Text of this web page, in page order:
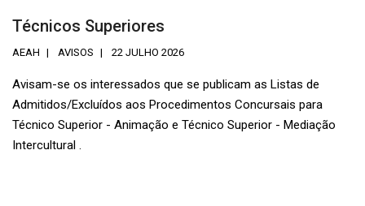
Técnicos Superiores
AEAH AVISOS 22 JULHO 2026
Avisam-se os interessados que se publicam as Listas de
Admitidos/Excluídos aos Procedimentos Concursais para
Técnico Superior - Animação e Técnico Superior - Mediação
Intercultural .